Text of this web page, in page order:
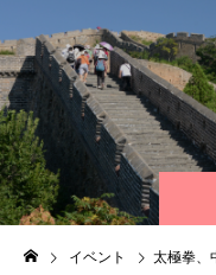
イベント 太極拳、